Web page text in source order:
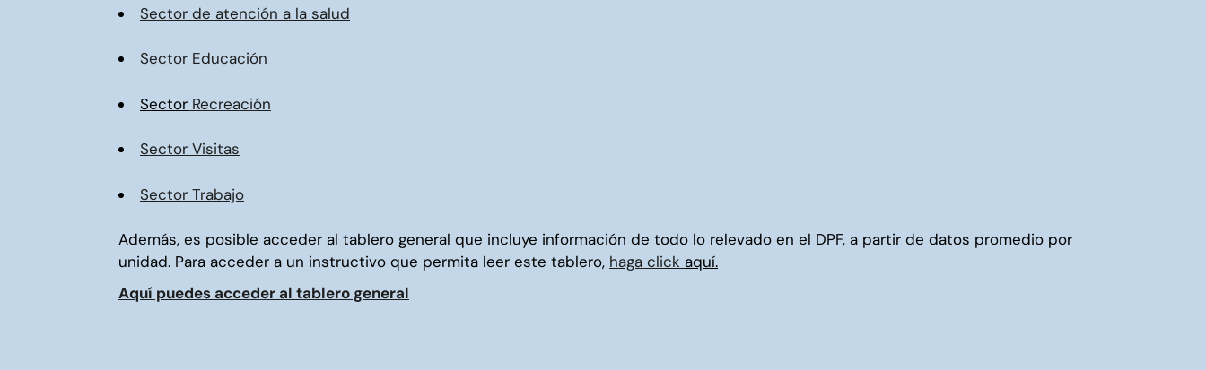
Sector de atención a la salud
Sector Educación
Sector Recreación
Sector Visitas
Sector Trabajo
Además, es posible acceder al tablero general que incluye información de todo lo relevado en el DPF, a partir de datos promedio por
unidad. Para acceder a un instructivo que permita leer este tablero, haga click aquí.
Aquí puedes acceder al tablero general